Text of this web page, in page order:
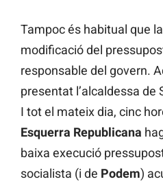
Tampoc és habitual que
modificació del
responsable del govern.
presentat l’alcaldessa de
I tot el mateix dia, cinc
Esquerra Republicana
baixa execució
socialista (i de Podem)